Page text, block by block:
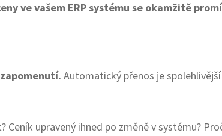
ve vašem ERP systému se okamžitě
Automatický přenos je
Ceník upravený ihned po změně v systému?